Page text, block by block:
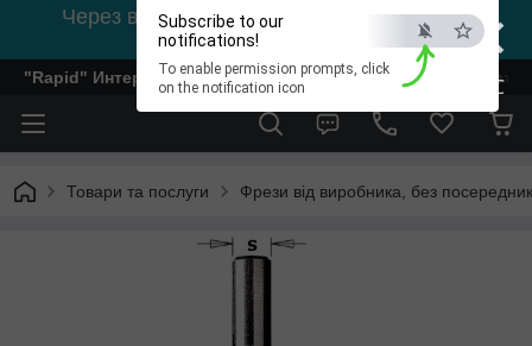
×
ESC
Subscribe to our
notifications!
To enable permission prompts, click
on the notification icon
Через відсутність світла, зв'язок на viber
0978002056
"Rapid" Интернет-магазин деревообрабатывающего
Товари та послуги Фрези від виробника, без